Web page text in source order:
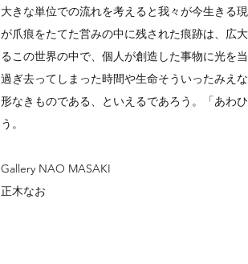
大きな単位での流れを考えると我々が今生きる
が爪痕をたてた営みの中に残された痕跡は、広
るこの世界の中で、個人が創造した事物に光を
過ぎ去ってしまった時間や生命そういったみえ
形なきものである、といえるであろう。「あわ
う。
Gallery NAO MASAKI
正木なお